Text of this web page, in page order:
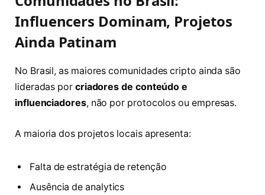
Influencers Dominam, Projetos
Ainda Patinam
No Brasil, as maiores comunidades cripto ainda são
lideradas por criadores de conteúdo e
influenciadores, não por protocolos ou empresas.
A maioria dos projetos locais apresenta:
Falta de estratégia de retenção
Ausência de analytics